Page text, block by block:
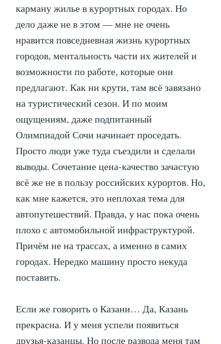
карману жилье в курортных городах. Но
дело даже не в этом — мне не очень
нравится повседневная жизнь курортных
городов, ментальность части их жителей и
возможности по работе, которые они
предлагают. Как ни крути, там всё завязано
на туристический сезон. И по моим
ощущениям, даже подпитанный
Олимпиадой Сочи начинает проседать.
Просто люди уже туда съездили и сделали
выводы. Сочетание цена-качество зачастую
всё же не в пользу российских курортов. Но,
как мне кажется, это неплохая тема для
автопутешествий. Правда, у нас пока очень
плохо с автомобильной инфраструктурой.
Причём не на трассах, а именно в самих
городах. Нередко машину просто некуда
поставить.
Если же говорить о Казани… Да, Казань
прекрасна. И у меня успели появиться
друзья-казанцы. Но после развода меня там